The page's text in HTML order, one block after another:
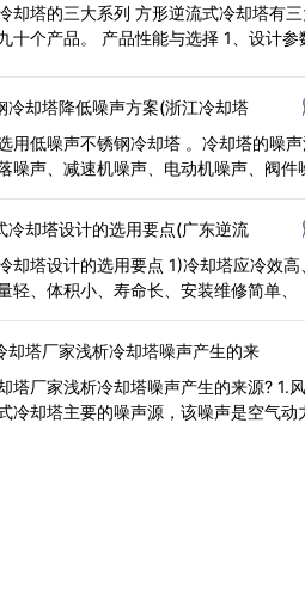
却塔的三大系列 方形逆流式冷却塔有
十个产品。 产品性能与选择 1、设计参
冷却塔降低噪声方案(浙江冷却塔
用低噪声不锈钢冷却塔 。冷却塔的噪
噪声、减速机噪声、电动机噪声、阀件
冷却塔设计的选用要点(广东逆流
却塔设计的选用要点 1)冷却塔应冷效
轻、体积小、寿命长、安装维修简单、
却塔厂家浅析冷却塔噪声产生的来
塔厂家浅析冷却塔噪声产生的来源? 1.
冷却塔主要的噪声源，该噪声是空气动